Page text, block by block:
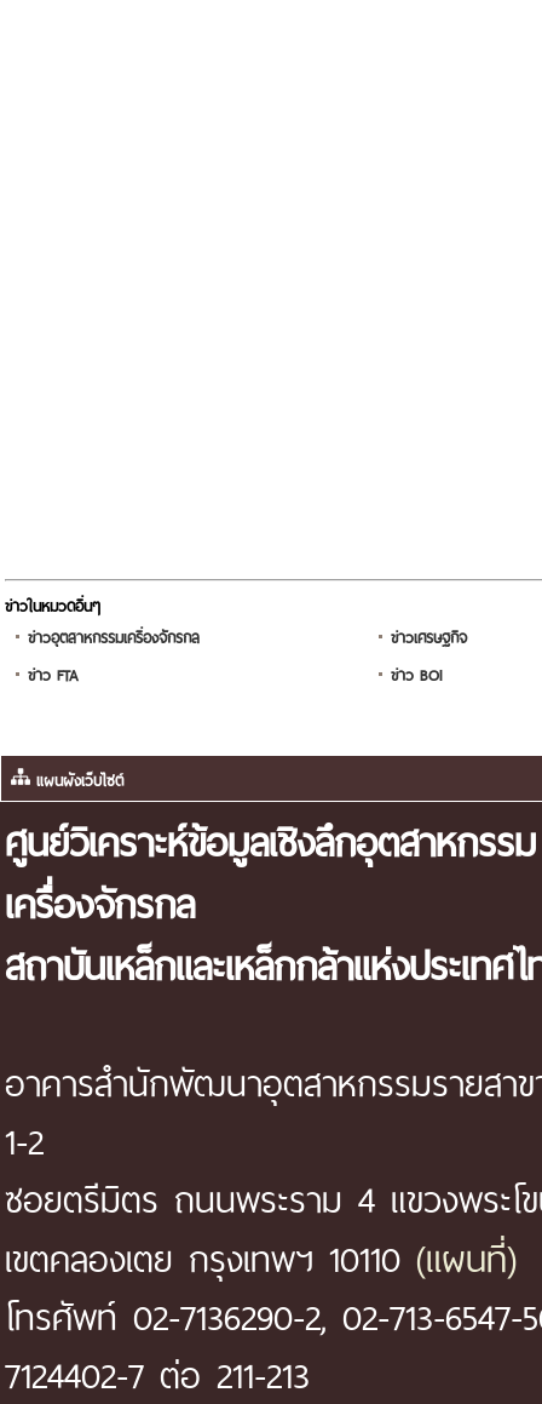
ข่าวในหมวดอื่นๆ
ข่าวอุตสาหกรรมเครื่องจักรกล
ข่าวเศรษฐกิจ
ข่าว FTA
ข่าว BOI
แผนผังเว็บไซต์
ศูนย์วิเคราะห์ข้อมูลเชิงลึกอุตสาหกรรม
เครื่องจักรกล
สถาบันเหล็กและเหล็กกล้าแห่งประเทศ
อาคารสำนักพัฒนาอุตสาหกรรมรายสา
1-2
ซอยตรีมิตร ถนนพระราม 4 แขวงพระโ
เขตคลองเตย กรุงเทพฯ 10110 (แผนที่)
โทรศัพท์ 02-7136290-2, 02-713-6547-
7124402-7 ต่อ 211-213